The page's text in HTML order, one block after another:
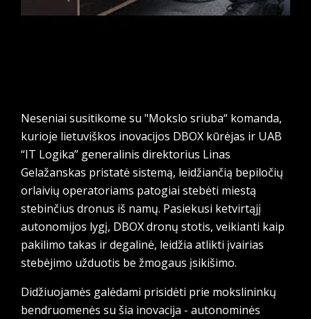
Neseniai susitikome su "Mokslo sriuba“ komanda,
kurioje lietuviškos inovacijos DBOX kūrėjas ir UAB
“IT Logika” generalinis direktorius Linas
Gelažanskas pristatė sistemą, leidžiančią bepiločių
orlaivių operatoriams patogiai stebėti miestą
stebinčius dronus iš namų. Pasiekusi ketvirtąjį
autonomijos lygį, DBOX dronų stotis, veikianti kaip
pakilimo takas ir degalinė, leidžia atlikti įvairias
stebėjimo užduotis be žmogaus įsikišimo.
Didžiuojamės galėdami prisidėti prie mokslininkų
bendruomenės su šia inovacija - autonominės